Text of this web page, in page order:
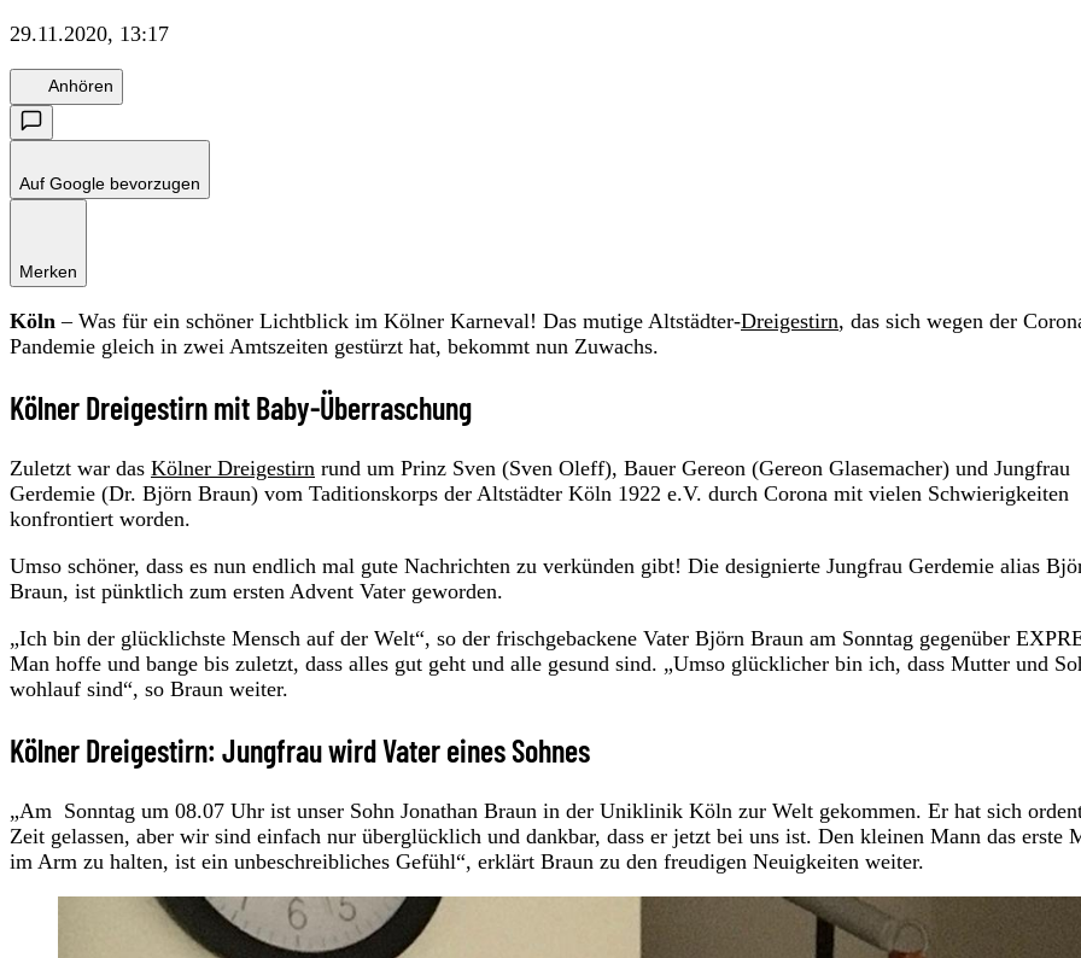
29.11.2020, 13:17
Anhören
Auf Google bevorzugen
Merken
Köln – Was für ein schöner Lichtblick im Kölner Karneval! Das mutige Altstädter-Dreigestirn, das sich wegen der
Pandemie gleich in zwei Amtszeiten gestürzt hat, bekommt nun Zuwachs.
Kölner Dreigestirn mit Baby-Überraschung
Zuletzt war das Kölner Dreigestirn rund um Prinz Sven (Sven Oleff), Bauer Gereon (Gereon Glasemacher) und Jungfrau
Gerdemie (Dr. Björn Braun) vom Taditionskorps der Altstädter Köln 1922 e.V. durch Corona mit vielen Schwierigkeiten
konfrontiert worden.
Umso schöner, dass es nun endlich mal gute Nachrichten zu verkünden gibt! Die designierte Jungfrau Gerdemie alias
Braun, ist pünktlich zum ersten Advent Vater geworden.
„Ich bin der glücklichste Mensch auf der Welt“, so der frischgebackene Vater Björn Braun am Sonntag gegenüber
Man hoffe und bange bis zuletzt, dass alles gut geht und alle gesund sind. „Umso glücklicher bin ich, dass Mutter und
wohlauf sind“, so Braun weiter.
Kölner Dreigestirn: Jungfrau wird Vater eines Sohnes
„Am Sonntag um 08.07 Uhr ist unser Sohn Jonathan Braun in der Uniklinik Köln zur Welt gekommen. Er hat sich
Zeit gelassen, aber wir sind einfach nur überglücklich und dankbar, dass er jetzt bei uns ist. Den kleinen Mann das erste
im Arm zu halten, ist ein unbeschreibliches Gefühl“, erklärt Braun zu den freudigen Neuigkeiten weiter.